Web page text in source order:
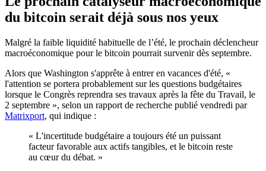
du bitcoin serait déjà sous nos yeux
Malgré la faible liquidité habituelle de l’été, le prochain déclencheur
macroéconomique pour le bitcoin pourrait survenir dès septembre.
Alors que Washington s'apprête à entrer en vacances d'été, «
l'attention se portera probablement sur les questions budgétaires
lorsque le Congrès reprendra ses travaux après la fête du Travail, le
2 septembre », selon un rapport de recherche publié vendredi par
Matrixport, qui indique :
« L'incertitude budgétaire a toujours été un puissant
facteur favorable aux actifs tangibles, et le bitcoin reste
au cœur du débat. »